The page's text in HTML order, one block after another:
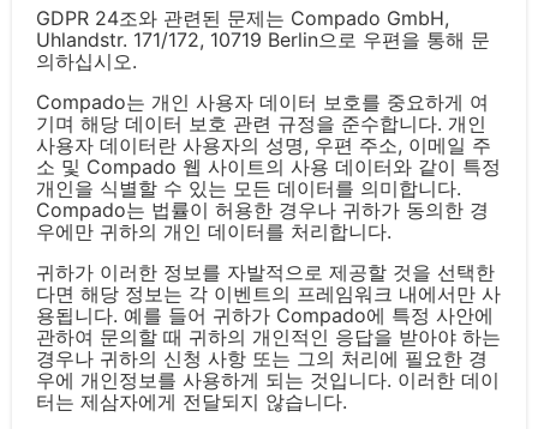
GDPR 24조와 관련된 문제는 Compado GmbH,
Uhlandstr. 171/172, 10719 Berlin으로 우편을 통해 문
의하십시오.
Compado는 개인 사용자 데이터 보호를 중요하게 여
기며 해당 데이터 보호 관련 규정을 준수합니다. 개인
사용자 데이터란 사용자의 성명, 우편 주소, 이메일 주
소 및 Compado 웹 사이트의 사용 데이터와 같이 특정
개인을 식별할 수 있는 모든 데이터를 의미합니다.
Compado는 법률이 허용한 경우나 귀하가 동의한 경
우에만 귀하의 개인 데이터를 처리합니다.
귀하가 이러한 정보를 자발적으로 제공할 것을 선택한
다면 해당 정보는 각 이벤트의 프레임워크 내에서만 사
용됩니다. 예를 들어 귀하가 Compado에 특정 사안에
관하여 문의할 때 귀하의 개인적인 응답을 받아야 하는
경우나 귀하의 신청 사항 또는 그의 처리에 필요한 경
우에 개인정보를 사용하게 되는 것입니다. 이러한 데이
터는 제삼자에게 전달되지 않습니다.